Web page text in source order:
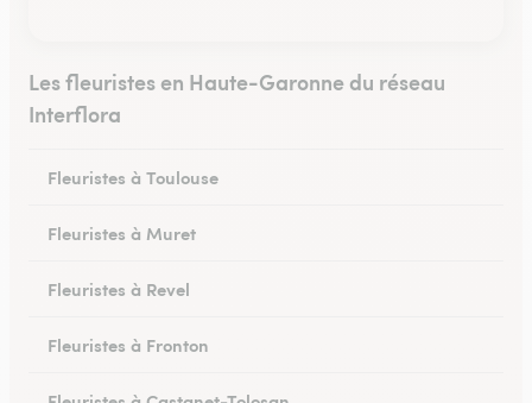
Les fleuristes en Haute-Garonne du réseau
Interflora
Fleuristes à Toulouse
Fleuristes à Muret
Fleuristes à Revel
Fleuristes à Fronton